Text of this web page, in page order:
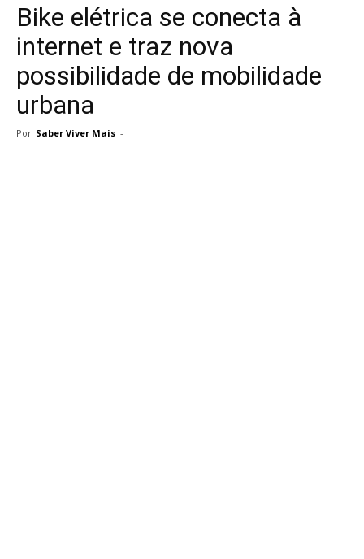
Bike elétrica se conecta à
internet e traz nova
possibilidade de mobilidade
urbana
Por Saber Viver Mais -